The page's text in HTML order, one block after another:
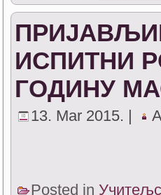
ИСПИТНИ
ГОДИНУ
13. Mar 2015. |
Posted in